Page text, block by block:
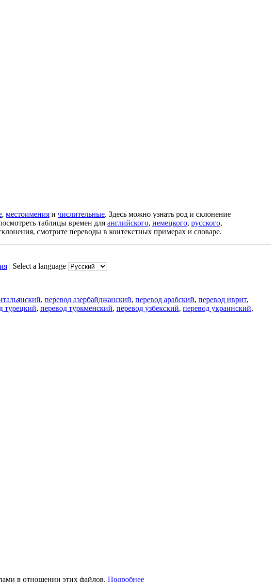
, местоимения и числительные. Здесь можно узнать род и склонение
таблицы времен для английского, немецкого, русского,
смотрите переводы в контекстных примерах и словаре.
| Select a language
, перевод азербайджанский, перевод арабский, перевод иврит,
турецкий, перевод туркменский, перевод узбекский, перевод украинский,
в отношении этих файлов. Подробнее